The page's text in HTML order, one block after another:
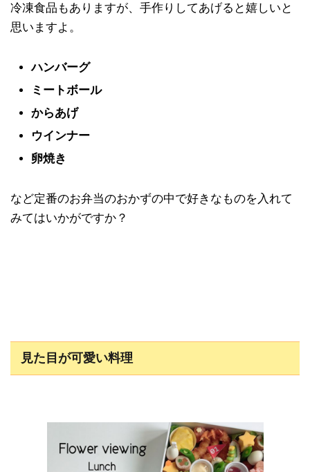
冷凍食品もありますが、手作りしてあげると嬉しいと
思いますよ。
ハンバーグ
ミートボール
からあげ
ウインナー
卵焼き
など定番のお弁当のおかずの中で好きなものを入れて
みてはいかがですか？
見た目が可愛い料理